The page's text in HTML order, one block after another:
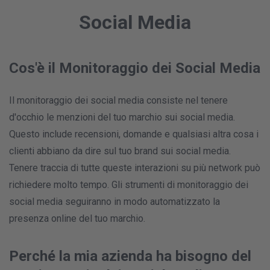
Social Media
Cos'è il Monitoraggio dei Social Media
Il monitoraggio dei social media consiste nel tenere
d'occhio le menzioni del tuo marchio sui social media.
Questo include recensioni, domande e qualsiasi altra cosa i
clienti abbiano da dire sul tuo brand sui social media.
Tenere traccia di tutte queste interazioni su più network può
richiedere molto tempo. Gli strumenti di monitoraggio dei
social media seguiranno in modo automatizzato la
presenza online del tuo marchio.
Perché la mia azienda ha bisogno del